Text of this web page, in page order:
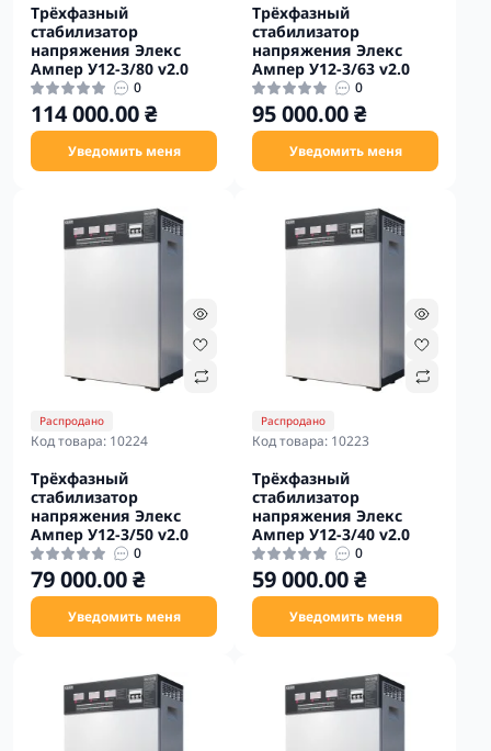
Трёхфазный
стабилизатор
напряжения Элекс
Ампер У12-3/80 v2.0
0
114 000.00 ₴
Уведомить меня
Трёхфазный
стабилизатор
напряжения Элекс
Ампер У12-3/63 v2.0
0
95 000.00 ₴
Уведомить меня
Распродано
Код товара: 10224
Трёхфазный
стабилизатор
напряжения Элекс
Ампер У12-3/50 v2.0
0
79 000.00 ₴
Уведомить меня
Распродано
Код товара: 10223
Трёхфазный
стабилизатор
напряжения Элекс
Ампер У12-3/40 v2.0
0
59 000.00 ₴
Уведомить меня